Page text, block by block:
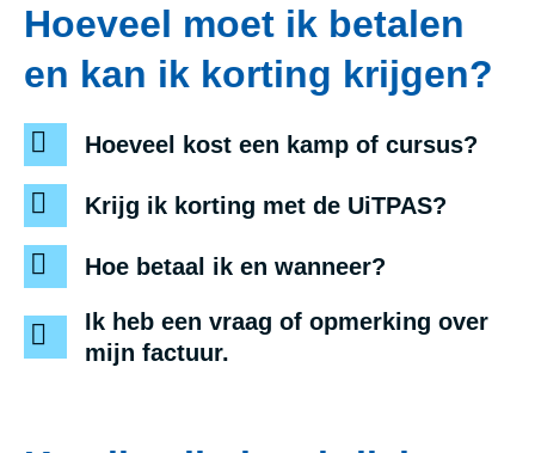
Hoeveel moet ik betalen
en kan ik korting krijgen?
Hoeveel kost een kamp of cursus?
Krijg ik korting met de UiTPAS?
Hoe betaal ik en wanneer?
Ik heb een vraag of opmerking over
mijn factuur.